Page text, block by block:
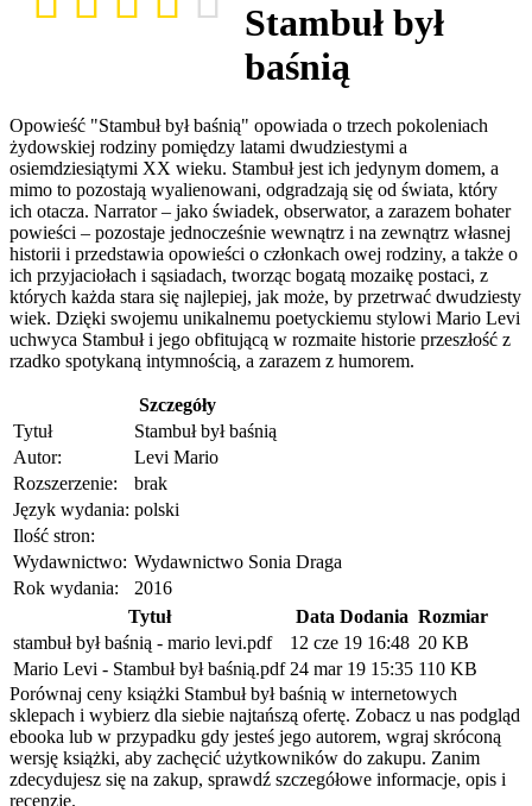
Stambuł był
baśnią
Opowieść "Stambuł był baśnią" opowiada o trzech pokoleniach
żydowskiej rodziny pomiędzy latami dwudziestymi a
osiemdziesiątymi XX wieku. Stambuł jest ich jedynym domem, a
mimo to pozostają wyalienowani, odgradzają się od świata, który
ich otacza. Narrator – jako świadek, obserwator, a zarazem bohater
powieści – pozostaje jednocześnie wewnątrz i na zewnątrz własnej
historii i przedstawia opowieści o członkach owej rodziny, a także o
ich przyjaciołach i sąsiadach, tworząc bogatą mozaikę postaci, z
których każda stara się najlepiej, jak może, by przetrwać dwudziesty
wiek. Dzięki swojemu unikalnemu poetyckiemu stylowi Mario Levi
uchwyca Stambuł i jego obfitującą w rozmaite historie przeszłość z
rzadko spotykaną intymnością, a zarazem z humorem.
Szczegóły
Tytuł
Stambuł był baśnią
Autor:
Levi Mario
Rozszerzenie:
brak
Język wydania: polski
Ilość stron:
Wydawnictwo: Wydawnictwo Sonia Draga
Rok wydania:
2016
Tytuł
Data Dodania Rozmiar
stambuł był baśnią - mario levi.pdf
12 cze 19 16:48 20 KB
Mario Levi - Stambuł był baśnią.pdf 24 mar 19 15:35 110 KB
Porównaj ceny książki Stambuł był baśnią w internetowych
sklepach i wybierz dla siebie najtańszą ofertę. Zobacz u nas podgląd
ebooka lub w przypadku gdy jesteś jego autorem, wgraj skróconą
wersję książki, aby zachęcić użytkowników do zakupu. Zanim
zdecydujesz się na zakup, sprawdź szczegółowe informacje, opis i
recenzje.